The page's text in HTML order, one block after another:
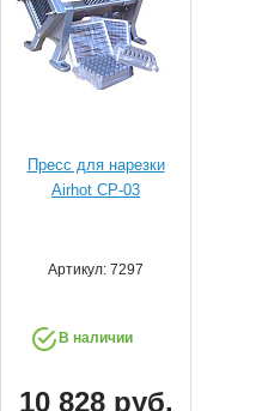
Пресс для нарезки
Airhot CP-03
Артикул: 7297
В наличии
10 828 руб.